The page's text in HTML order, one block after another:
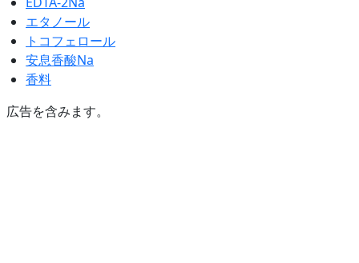
エタノール
トコフェロール
安息香酸Na
香料
広告を含みます。